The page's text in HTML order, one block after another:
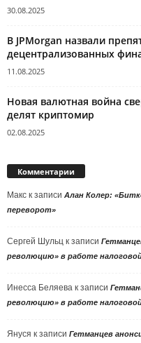
30.08.2025
В JPMorgan назвали
децентрализованных
11.08.2025
Новая валютная война
делят криптомир
02.08.2025
Комментарии
Макс к записи Алан Колер:
переворот»
Сергей Шульц к записи
революцию» в работе
Инесса Беляева к записи
революцию» в работе
Януся к записи Гетманцев